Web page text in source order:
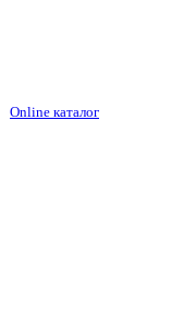
Online каталог